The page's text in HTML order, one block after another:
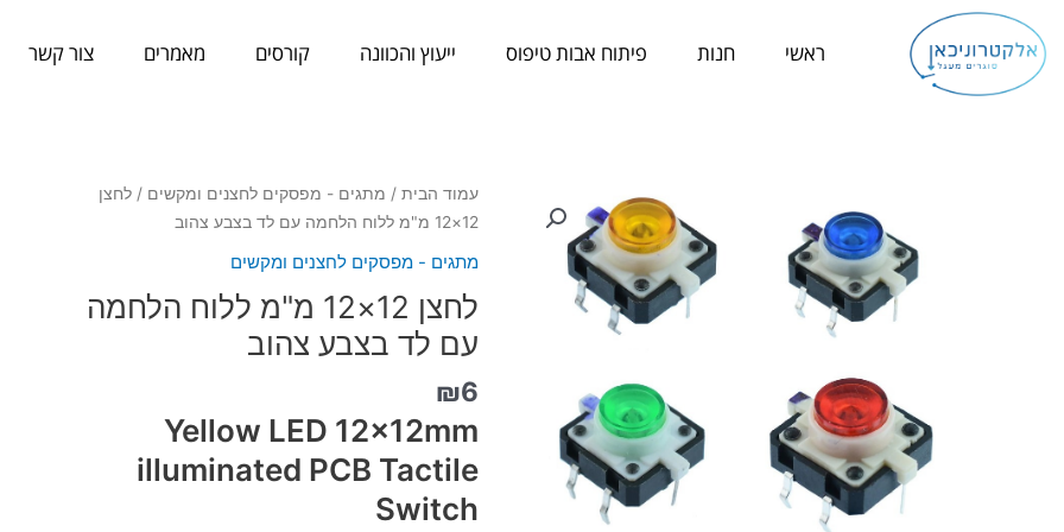
לתוכן
ראשי חנות פיתוח אבות טיפוס ייעוץ והכוונה קורסים מאמרים צור קשר
עמוד הבית/ מתגים - מפסקים לחצנים ומקשים / לחצן
12×12 מ"מ ללוח הלחמה עם לד בצבע צהוב
מתגים - מפסקים לחצנים ומקשים
לחצן 12×12 מ"מ ללוח הלחמה
עם לד בצבע צהוב
₪6
Yellow LED 12x12mm
illuminated PCB Tactile
Switch
כמות
של
מ"מ
ללוח
הלחמה
עם
לד
בצבע
צהוב